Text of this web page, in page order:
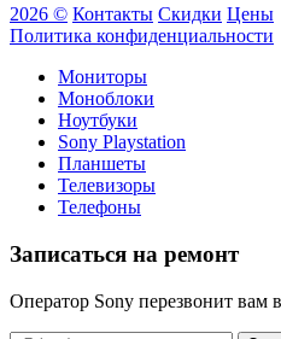
2026 © Контакты Скидки Цены
Политика конфиденциальности
Мониторы
Моноблоки
Ноутбуки
Sony Playstation
Планшеты
Телевизоры
Телефоны
Записаться на ремонт
Оператор Sony перезвонит вам